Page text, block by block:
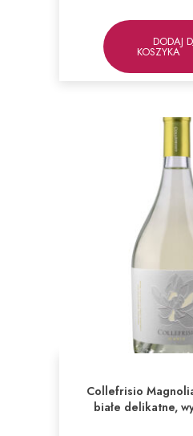
DODAJ
KOSZYKA
Collefrisio
białe delikatne,